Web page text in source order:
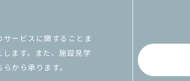
ービスに関することま
ます。また、施設見学
から承ります。